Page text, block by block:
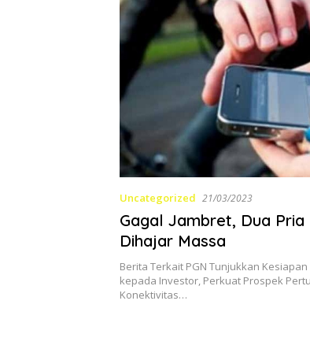
Uncategorized 21/03/2023
Gagal Jambret, Dua
Dihajar Massa
Berita Terkait PGN Tunjukkan
kepada Investor, Perkuat Prospek
Konektivitas…